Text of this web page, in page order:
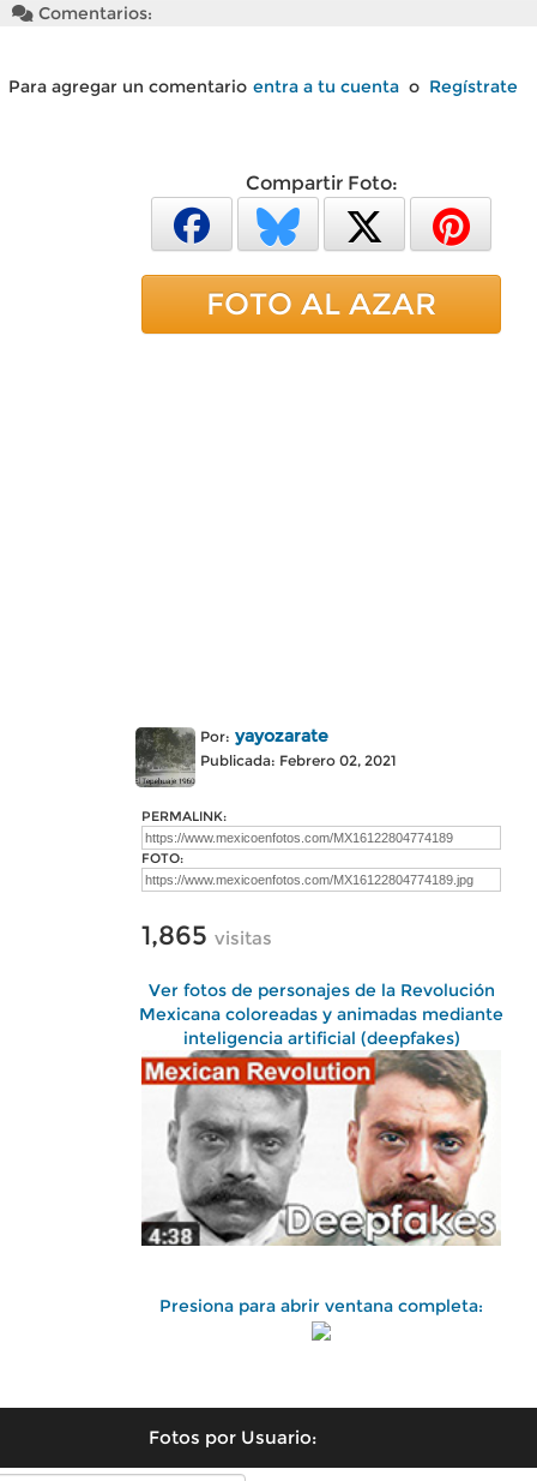
Comentarios:
Para agregar un comentario entra a tu cuenta o Regístrate
Compartir Foto:
FOTO AL AZAR
Por: yayozarate
Publicada: Febrero 02, 2021
PERMALINK:
FOTO:
1,865 visitas
Ver fotos de personajes de la Revolución
Mexicana coloreadas y animadas mediante
inteligencia artificial (deepfakes)
Presiona para abrir ventana completa:
Fotos por Usuario: